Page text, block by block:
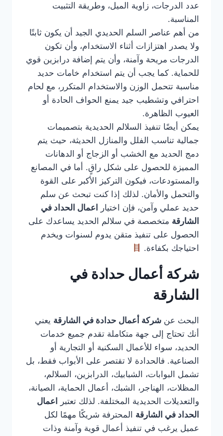
عدد الدرجات، زاوية الميل، وطريقة التثبيت
المناسبة.
من أهم عناصر السلم الحديدي الجيد أن يكون ثابتًا
ولا يصدر اهتزازات أثناء الاستخدام، وأن تكون
الدرجات مريحة وآمنة، وأن يتم إضافة درابزين قوي
للحماية. كما يجب أن يتم استخدام خامات حديد
مناسبة تتحمل الوزن والاستخدام المتكرر، مع لحام
احترافي وتشطيب جيد يمنع الحواف الحادة أو
العيوب الظاهرة.
يمكن أيضًا تنفيذ السلالم الحديدية بتصميمات
جمالية تناسب الفلل والمنازل الحديثة، حيث يتم
دمج الحديد مع الخشب أو الزجاج أو الدهانات
المميزة للحصول على شكل راقٍ. أما في المصانع
والمستودعات، فيكون التركيز الأكبر على القوة
والتحمل والأمان. لذلك إذا كنت تبحث عن سلم
حديد عملي وآمن، فإن اختيار
اعمال الحداد في
الشارقة متخصصة في سلالم الحديد يساعدك على
الحصول على تنفيذ متقن يدوم لسنوات ويخدم
احتياجك بكفاءة.
شركة أعمال حدادة في
الشارقة
البحث عن شركة أعمال حدادة في الشارقة يعني
أنك تحتاج إلى جهة متكاملة تقدم جميع خدمات
الحديد، سواء للأعمال السكنية أو التجارية أو
الصناعية. فالحدادة لا تقتصر على الأبواب فقط، بل
تشمل البوابات، الشبابيك، الدرابزين، السلالم،
المظلات، الهناجر، الشبك، أعمال الحماية، الصيانة،
والتعديلات الحديدية المختلفة. لذلك تعتبر
اعمال
الحداد في الشارقة المحترفة شريكًا مهمًا لكل
عميل يرغب في تنفيذ أعمال قوية وآمنة وذات